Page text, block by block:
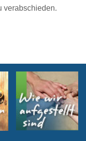
verabschieden.